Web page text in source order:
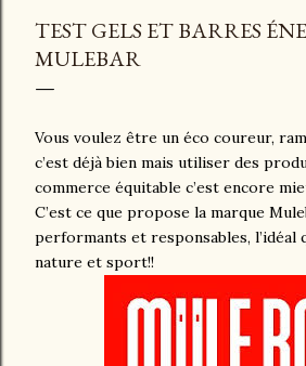
TEST GELS ET BARRES
MULEBAR
Vous voulez être un éco coureur,
c’est déjà bien mais utiliser des
commerce équitable c’est encore
C’est ce que propose la marque
performants et responsables, l’idéal
nature et sport!!